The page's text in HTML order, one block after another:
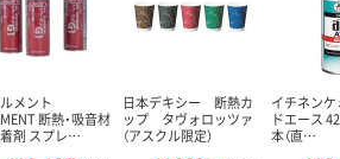
メント
断熱・吸音材
剤 スプレ…
日本デキシー 断熱カ
ップ タヴォロッツァ
（アスクル限定）
イチネン
ドエース
本（直…